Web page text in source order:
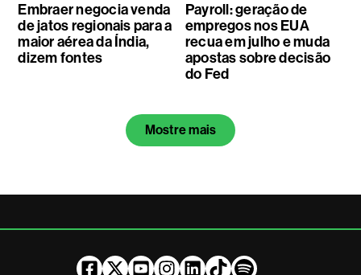
Embraer negocia venda
de jatos regionais para a
maior aérea da Índia,
dizem fontes
Payroll: geração de
empregos nos EUA
recua em julho e muda
apostas sobre decisão
do Fed
Mostre mais